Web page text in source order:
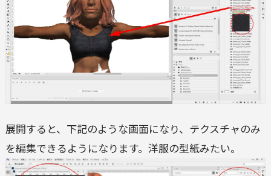
展開すると、下記のような画面になり、テクスチャのみ
を編集できるようになります。洋服の型紙みたい。